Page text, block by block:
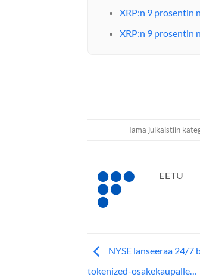
XRP:n 9 prosentin
XRP:n 9 prosentin
Tämä julkaistiin
EETU
NYSE lanseeraa 24/7
tokenized-osakekaupalle…